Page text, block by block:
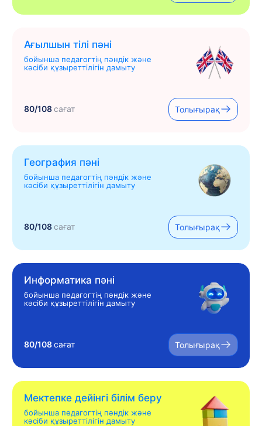
Ағылшын тілі пәні
бойынша педагогтің пәндік және
кәсіби құзыреттілігін дамыту
80/108сағат Толығырақ
География пәні
бойынша педагогтің пәндік және
кәсіби құзыреттілігін дамыту
80/108сағат Толығырақ
Информатика пәні
бойынша педагогтің пәндік және
кәсіби құзыреттілігін дамыту
80/108сағат Толығырақ
Мектепке дейінгі білім беру
бойынша педагогтің пәндік және
кәсіби құзыреттілігін дамыту